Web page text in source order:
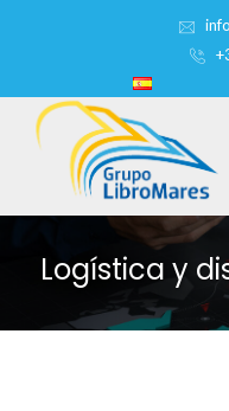
Logística y